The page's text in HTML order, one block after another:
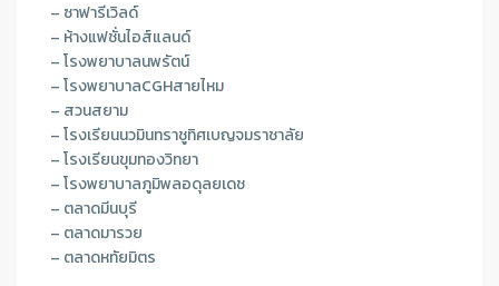
– ซาฟารีเวิลด์
– ห้างแฟชั่นไอส์แลนด์
– โรงพยาบาลนพรัตน์
– โรงพยาบาลCGHสายไหม
– สวนสยาม
– โรงเรียนนวมินทราชูทิศเบญจมราชาลัย
– โรงเรียนขุมทองวิทยา
– โรงพยาบาลภูมิพลอดุลยเดช
– ตลาดมีนบุรี
– ตลาดมารวย
– ตลาดหทัยมิตร